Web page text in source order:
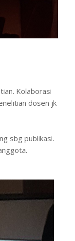
Kolaborasi
dosen jk
sbg publikasi.